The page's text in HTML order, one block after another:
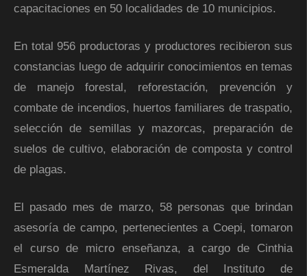
capacitaciones en 50 localidades de 10 municipios.
En total 956 productoras y productores recibieron sus
constancias luego de adquirir conocimientos en temas
de manejo forestal, reforestación, prevención y
combate de incendios, huertos familiares de traspatio,
selección de semillas y mazorcas, preparación de
suelos de cultivo, elaboración de composta y control
de plagas.
El pasado mes de marzo, 58 personas que brindan
asesoría de campo, pertenecientes a Coepi, tomaron
el curso de micro enseñanza, a cargo de Cinthia
Esmeralda Martínez Rivas, del Instituto de